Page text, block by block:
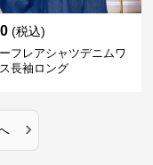
(税込)
フレアシャツデニムワ
長袖ロング
›